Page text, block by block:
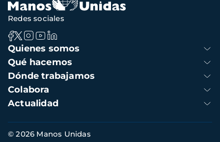
Navegación
principal
Quienes somos
Qué hacemos
Dónde trabajamos
Colabora
Actualidad
Redes sociales
Información
© 2026 Manos Unidas